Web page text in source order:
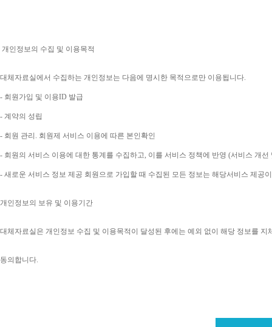
개인정보의 수집 및 이용목적
대체자료실에서 수집하는 개인정보는 다음에 명시한 목적으로만 이용됩니다.
- 회원가입 및 이용ID 발급
- 계약의 성립
- 회원 관리 . 회원제 서비스 이용에 따른 본인확인
- 회원의 서비스 이용에 대한 통계를 수집하고, 이를 서비스 정책에 반영 (서비스 개선
- 새로운 서비스 정보 제공 회원으로 가입할 때 수집된 모든 정보는 해당서비스 제
개인정보의 보유 및 이용기간
대체자료실은 개인정보 수집 및 이용목적이 달성된 후에는 예외 없이 해당 정보를 지
동의합니다.